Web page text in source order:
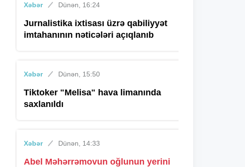
Xəbər Dünən, 16:24
Jurnalistika ixtisası üzrə qabiliyyət
imtahanının nəticələri açıqlanıb
Xəbər Dünən, 15:50
Tiktoker "Melisa" hava limanında
saxlanıldı
Xəbər Dünən, 14:33
Abel Məhərrəmovun oğlunun yerini